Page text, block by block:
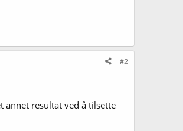
#2
annet resultat ved å tilsette